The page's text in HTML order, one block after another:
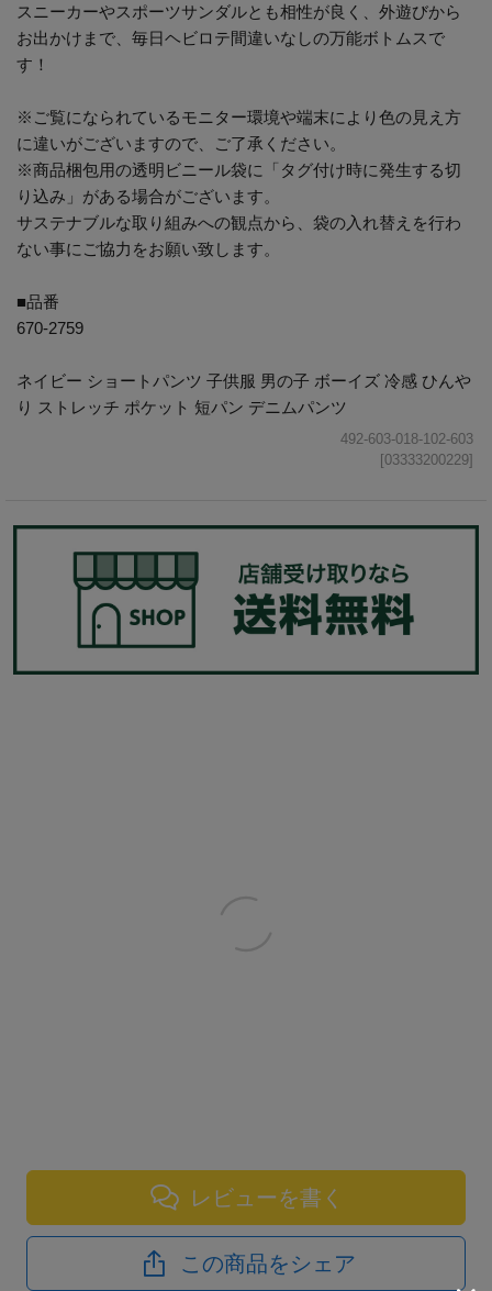
スニーカーやスポーツサンダルとも相性が良く、外遊びから
お出かけまで、毎日ヘビロテ間違いなしの万能ボトムスで
す！
※ご覧になられているモニター環境や端末により色の見え方
に違いがございますので、ご了承ください。
※商品梱包用の透明ビニール袋に「タグ付け時に発生する切
り込み」がある場合がございます。
サステナブルな取り組みへの観点から、袋の入れ替えを行わ
ない事にご協力をお願い致します。
■品番
670-2759
ネイビー ショートパンツ 子供服 男の子 ボーイズ 冷感 ひんや
り ストレッチ ポケット 短パン デニムパンツ
492-603-018-102-603
[03333200229]
レビューを書く
この商品をシェア